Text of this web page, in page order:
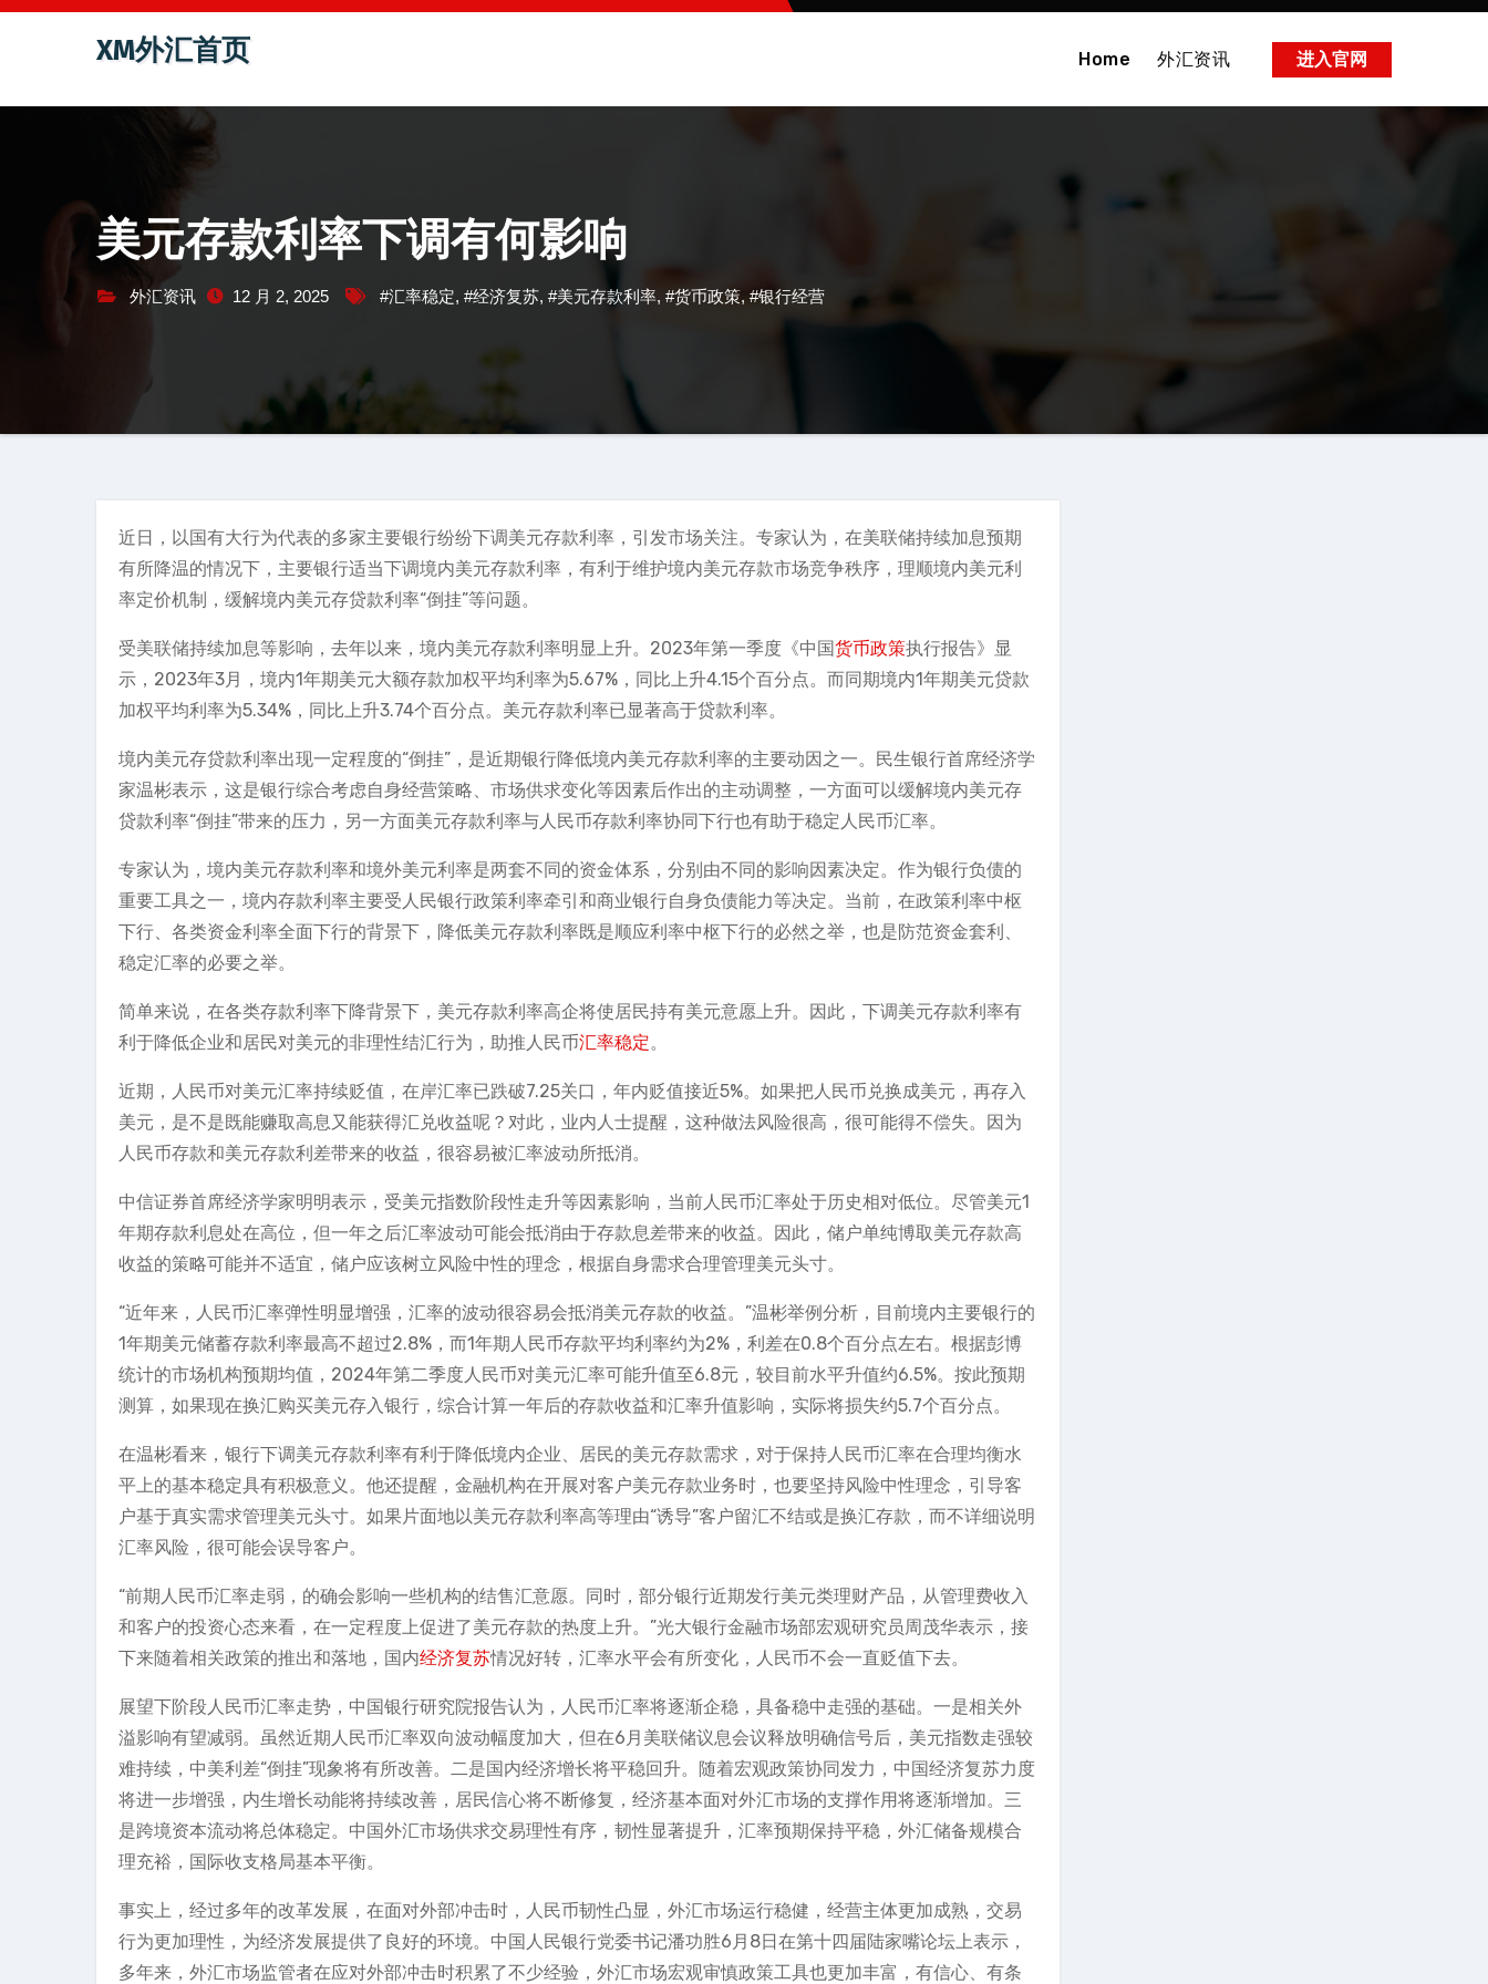
跳
容
XM外汇首页 Home 外汇资讯 进入官网
美元存款利率下调有何影响
外汇资讯 12 月 2, 2025 #汇率稳定, #经济复苏, #美元存款利率, #货币政策, #银行经营
近日，以国有大行为代表的多家主要银行纷纷下调美元存款利率，引发市场关注。专家认为，在美联储持续加息预期
有所降温的情况下，主要银行适当下调境内美元存款利率，有利于维护境内美元存款市场竞争秩序，理顺境内美元利
率定价机制，缓解境内美元存贷款利率“倒挂”等问题。
受美联储持续加息等影响，去年以来，境内美元存款利率明显上升。2023年第一季度《中国货币政策执行报告》显
示，2023年3月，境内1年期美元大额存款加权平均利率为5.67%，同比上升4.15个百分点。而同期境内1年期美元贷款
加权平均利率为5.34%，同比上升3.74个百分点。美元存款利率已显著高于贷款利率。
境内美元存贷款利率出现一定程度的“倒挂”，是近期银行降低境内美元存款利率的主要动因之一。民生银行首席经济学
家温彬表示，这是银行综合考虑自身经营策略、市场供求变化等因素后作出的主动调整，一方面可以缓解境内美元存
贷款利率“倒挂”带来的压力，另一方面美元存款利率与人民币存款利率协同下行也有助于稳定人民币汇率。
专家认为，境内美元存款利率和境外美元利率是两套不同的资金体系，分别由不同的影响因素决定。作为银行负债的
重要工具之一，境内存款利率主要受人民银行政策利率牵引和商业银行自身负债能力等决定。当前，在政策利率中枢
下行、各类资金利率全面下行的背景下，降低美元存款利率既是顺应利率中枢下行的必然之举，也是防范资金套利、
稳定汇率的必要之举。
简单来说，在各类存款利率下降背景下，美元存款利率高企将使居民持有美元意愿上升。因此，下调美元存款利率有
利于降低企业和居民对美元的非理性结汇行为，助推人民币汇率稳定。
近期，人民币对美元汇率持续贬值，在岸汇率已跌破7.25关口，年内贬值接近5%。如果把人民币兑换成美元，再存入
美元，是不是既能赚取高息又能获得汇兑收益呢？对此，业内人士提醒，这种做法风险很高，很可能得不偿失。因为
人民币存款和美元存款利差带来的收益，很容易被汇率波动所抵消。
中信证券首席经济学家明明表示，受美元指数阶段性走升等因素影响，当前人民币汇率处于历史相对低位。尽管美元1
年期存款利息处在高位，但一年之后汇率波动可能会抵消由于存款息差带来的收益。因此，储户单纯博取美元存款高
收益的策略可能并不适宜，储户应该树立风险中性的理念，根据自身需求合理管理美元头寸。
“近年来，人民币汇率弹性明显增强，汇率的波动很容易会抵消美元存款的收益。”温彬举例分析，目前境内主要银行的
1年期美元储蓄存款利率最高不超过2.8%，而1年期人民币存款平均利率约为2%，利差在0.8个百分点左右。根据彭博
统计的市场机构预期均值，2024年第二季度人民币对美元汇率可能升值至6.8元，较目前水平升值约6.5%。按此预期
测算，如果现在换汇购买美元存入银行，综合计算一年后的存款收益和汇率升值影响，实际将损失约5.7个百分点。
在温彬看来，银行下调美元存款利率有利于降低境内企业、居民的美元存款需求，对于保持人民币汇率在合理均衡水
平上的基本稳定具有积极意义。他还提醒，金融机构在开展对客户美元存款业务时，也要坚持风险中性理念，引导客
户基于真实需求管理美元头寸。如果片面地以美元存款利率高等理由“诱导”客户留汇不结或是换汇存款，而不详细说明
汇率风险，很可能会误导客户。
“前期人民币汇率走弱，的确会影响一些机构的结售汇意愿。同时，部分银行近期发行美元类理财产品，从管理费收入
和客户的投资心态来看，在一定程度上促进了美元存款的热度上升。”光大银行金融市场部宏观研究员周茂华表示，接
下来随着相关政策的推出和落地，国内经济复苏情况好转，汇率水平会有所变化，人民币不会一直贬值下去。
展望下阶段人民币汇率走势，中国银行研究院报告认为，人民币汇率将逐渐企稳，具备稳中走强的基础。一是相关外
溢影响有望减弱。虽然近期人民币汇率双向波动幅度加大，但在6月美联储议息会议释放明确信号后，美元指数走强较
难持续，中美利差“倒挂”现象将有所改善。二是国内经济增长将平稳回升。随着宏观政策协同发力，中国经济复苏力度
将进一步增强，内生增长动能将持续改善，居民信心将不断修复，经济基本面对外汇市场的支撑作用将逐渐增加。三
是跨境资本流动将总体稳定。中国外汇市场供求交易理性有序，韧性显著提升，汇率预期保持平稳，外汇储备规模合
理充裕，国际收支格局基本平衡。
事实上，经过多年的改革发展，在面对外部冲击时，人民币韧性凸显，外汇市场运行稳健，经营主体更加成熟，交易
行为更加理性，为经济发展提供了良好的环境。中国人民银行党委书记潘功胜6月8日在第十四届陆家嘴论坛上表示，
多年来，外汇市场监管者在应对外部冲击时积累了不少经验，外汇市场宏观审慎政策工具也更加丰富，有信心、有条